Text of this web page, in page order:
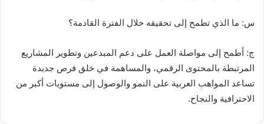
س: ما الذي تطمح إلى تحقيقه خلال الفترة القادمة؟
ج: أطمح إلى مواصلة العمل على دعم المبدعين وتطوير المشاريع
المرتبطة بالمحتوى الرقمي، والمساهمة في خلق فرص جديدة
تساعد المواهب العربية على النمو والوصول إلى مستويات أكبر من
الاحترافية والنجاح.